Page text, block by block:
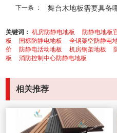
下一条 ：
关键词：机房防静电地板 防静电地板
板
国标防静电地板 全钢架空防静电
价
防静电活动地板 机房钢架地板
板
消防控制中心防静电地板
相关推荐